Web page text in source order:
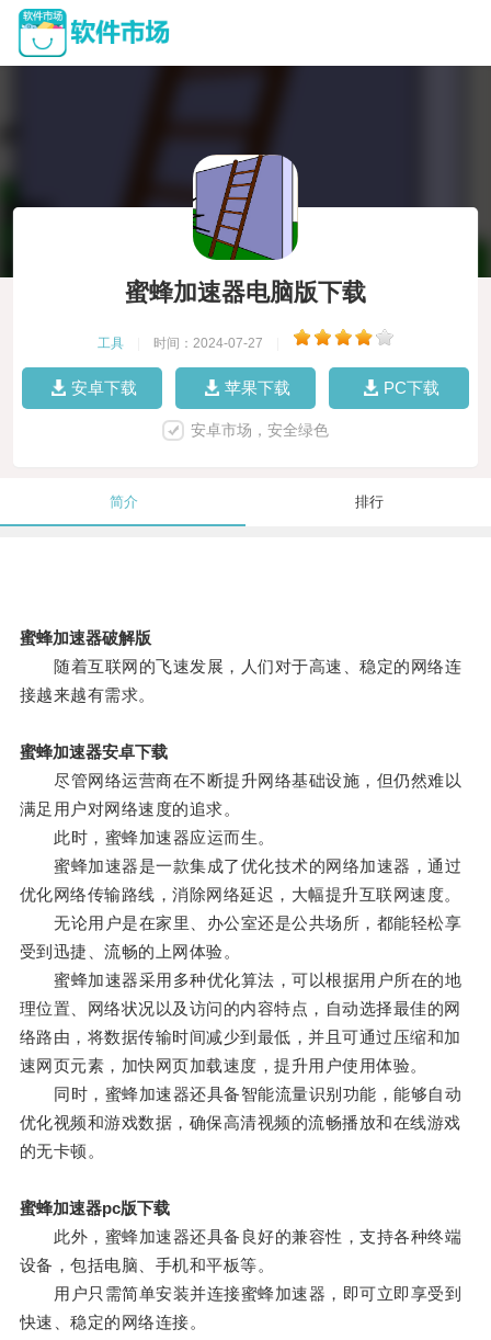
蜜蜂加速器电脑版下载
工具 时间：2024-07-27
安卓下载 苹果下载 PC下载
安卓市场，安全绿色
简介 排行
蜜蜂加速器破解版
随着互联网的飞速发展，人们对于高速、稳定的网络连
接越来越有需求。
蜜蜂加速器安卓下载
尽管网络运营商在不断提升网络基础设施，但仍然难以
满足用户对网络速度的追求。
此时，蜜蜂加速器应运而生。
蜜蜂加速器是一款集成了优化技术的网络加速器，通过
优化网络传输路线，消除网络延迟，大幅提升互联网速度。
无论用户是在家里、办公室还是公共场所，都能轻松享
受到迅捷、流畅的上网体验。
蜜蜂加速器采用多种优化算法，可以根据用户所在的地
理位置、网络状况以及访问的内容特点，自动选择最佳的网
络路由，将数据传输时间减少到最低，并且可通过压缩和加
速网页元素，加快网页加载速度，提升用户使用体验。
同时，蜜蜂加速器还具备智能流量识别功能，能够自动
优化视频和游戏数据，确保高清视频的流畅播放和在线游戏
的无卡顿。
蜜蜂加速器pc版下载
此外，蜜蜂加速器还具备良好的兼容性，支持各种终端
设备，包括电脑、手机和平板等。
用户只需简单安装并连接蜜蜂加速器，即可立即享受到
快速、稳定的网络连接。